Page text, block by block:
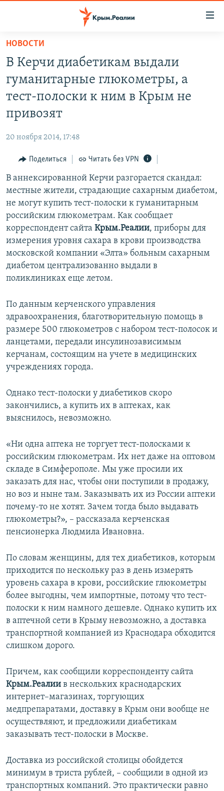
Вернуться
основному
содержанию
Вернутся
главной
Вернутся
поиску
СПЕЦПРОЕКТЫ
ВОДА
ИНТЕРАКТИВ
ИНФОГРАФИКА
ТЕЛЕПРОЕКТ КРЫМ.РЕАЛИИ
СОВЕТЫ ПРАВОЗАЩИТНИКОВ
ПРОПАВШИЕ БЕЗ ВЕСТИ
ПОБЕДИТЕЛЕЙ НЕ СУДЯТ?
КРЫМ.НЕПОКОРЕННЫЙ
ELIFBE
РАДІО СВОБОДА
КАК ОБОЙТИ БЛОКИРОВКУ
Українською
Qırımtatar
ПРИСОЕДИНЯЙТЕСЬ!
Все сайты RFE/RL
НОВОСТИ
В Керчи диабетикам выдали
гуманитарные глюкометры, а
тест-полоски к ним в Крым не
привозят
20 ноября 2014, 17:48
Поделиться Читать без VPN
В аннексированной Керчи разгорается скандал:
местные жители, страдающие сахарным диабетом,
не могут купить тест-полоски к гуманитарным
российским глюкометрам. Как сообщает
корреспондент сайта Крым.Реалии, приборы для
измерения уровня сахара в крови производства
московской компании «Элта» больным сахарным
диабетом централизованно выдали в
поликлиниках еще летом.
По данным керченского управления
здравоохранения, благотворительную помощь в
размере 500 глюкометров с набором тест-полосок и
ланцетами, передали инсулинозависимым
керчанам, состоящим на учете в медицинских
учреждениях города.
Однако тест-полоски у диабетиков скоро
закончились, а купить их в аптеках, как
выяснилось, невозможно.
«Ни одна аптека не торгует тест-полосками к
российским глюкометрам. Их нет даже на оптовом
складе в Симферополе. Мы уже просили их
заказать для нас, чтобы они поступили в продажу,
но воз и ныне там. Заказывать их из России аптеки
почему-то не хотят. Зачем тогда было выдавать
глюкометры?», – рассказала керченская
пенсионерка Людмила Ивановна.
По словам женщины, для тех диабетиков, которым
приходится по нескольку раз в день измерять
уровень сахара в крови, российские глюкометры
более выгодны, чем импортные, потому что тест-
полоски к ним намного дешевле. Однако купить их
в аптечной сети в Крыму невозможно, а доставка
транспортной компанией из Краснодара обходится
слишком дорого.
Причем, как сообщили корреспонденту сайта
Крым.Реалии в нескольких краснодарских
интернет–магазинах, торгующих
медпрепаратами, доставку в Крым они вообще не
осуществляют, и предложили диабетикам
заказывать тест-полоски в Москве.
Доставка из российской столицы обойдется
минимум в триста рублей, – сообщили в одной из
транспортных компаний. Это практически равно